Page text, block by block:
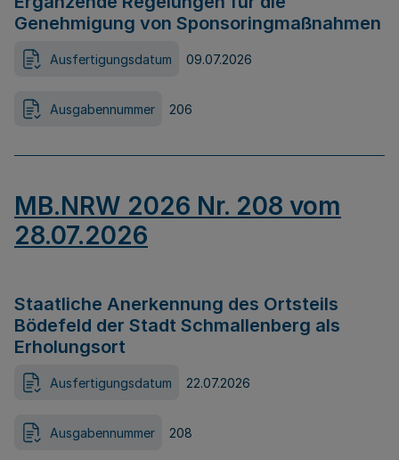
Genehmigung von Sponsoringmaßnahmen
Ausfertigungsdatum 09.07.2026
Ausgabennummer 206
MB.NRW 2026 Nr. 208 vom
28.07.2026
Staatliche Anerkennung des Ortsteils
Bödefeld der Stadt Schmallenberg als
Erholungsort
Ausfertigungsdatum 22.07.2026
Ausgabennummer 208